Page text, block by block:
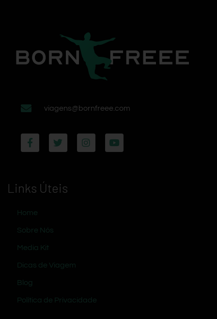
viagens@bornfreee.com
Links Úteis
Home
Sobre Nós
Media Kit
Dicas de Viagem
Blog
Política de Privacidade